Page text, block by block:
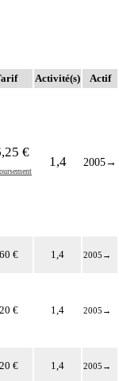
Activité(s) Actif
€
1,4 2005→
€ 1,4 2005 →
€ 1,4 2005 →
€ 1,4 2005 →